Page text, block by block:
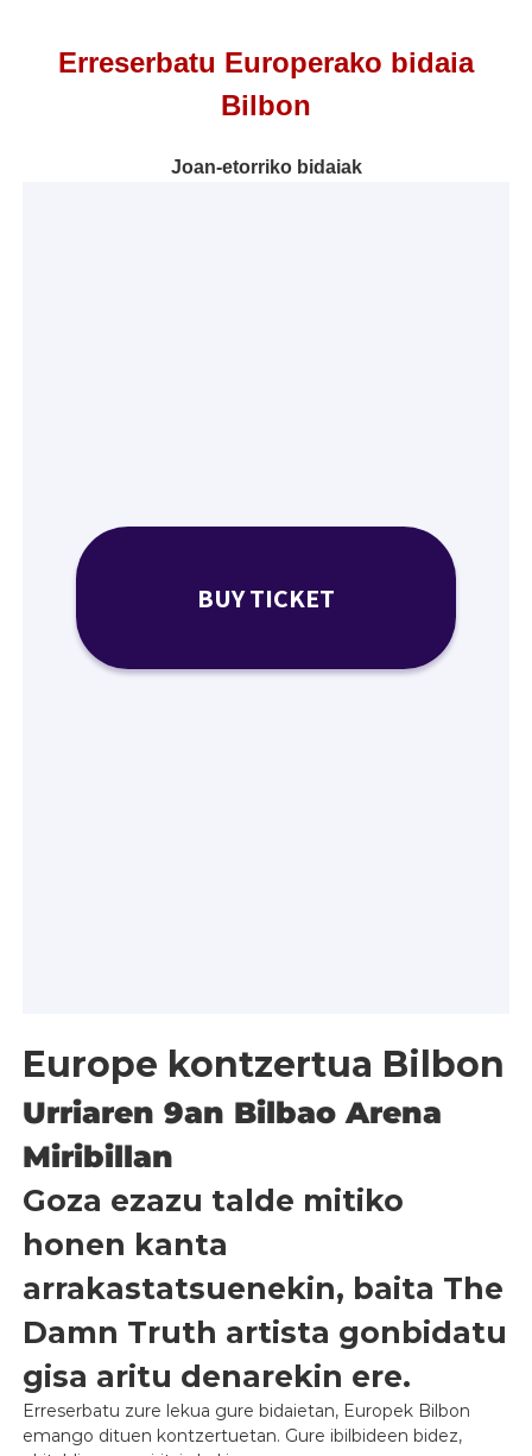
Erreserbatu Europerako bidaia
Bilbon
Joan-etorriko bidaiak
Europe kontzertua Bilbon
Urriaren 9an Bilbao Arena
Miribillan
Goza ezazu talde mitiko
honen kanta
arrakastatsuenekin, baita The
Damn Truth artista gonbidatu
gisa aritu denarekin ere.
Erreserbatu zure lekua gure bidaietan, Europek Bilbon
emango dituen kontzertuetan. Gure ibilbideen bidez,